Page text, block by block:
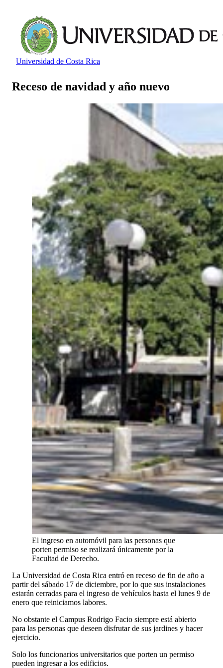
Universidad de Costa Rica
Receso de navidad y año nuevo
El ingreso en automóvil para las personas que
porten permiso se realizará únicamente por la
Facultad de Derecho.
La Universidad de Costa Rica entró en receso de fin de año a
partir del sábado 17 de diciembre, por lo que sus instalaciones
estarán cerradas para el ingreso de vehículos hasta el lunes 9 de
enero que reiniciamos labores.
No obstante el Campus Rodrigo Facio siempre está abierto
para las personas que deseen disfrutar de sus jardines y hacer
ejercicio.
Solo los funcionarios universitarios que porten un permiso
pueden ingresar a los edificios.